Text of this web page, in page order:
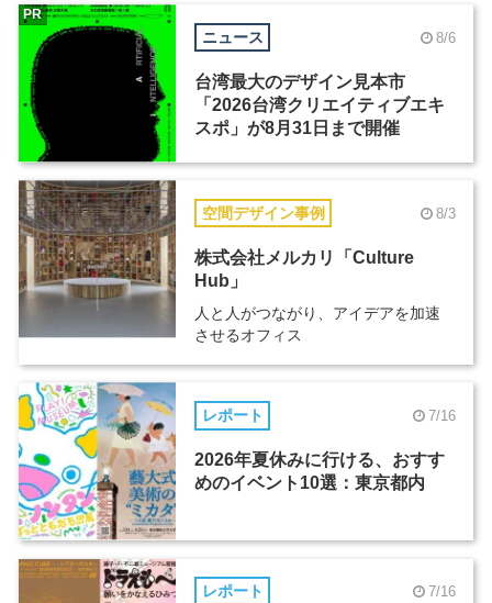
ニュース 8/6
台湾最大のデザイン見本市
「2026台湾クリエイティブエキ
スポ」が8月31日まで開催
PR
空間デザイン事例 8/3
株式会社メルカリ「Culture
Hub」
人と人がつながり、アイデアを加速
させるオフィス
レポート 7/16
2026年夏休みに行ける、おすす
めのイベント10選：東京都内
レポート 7/16